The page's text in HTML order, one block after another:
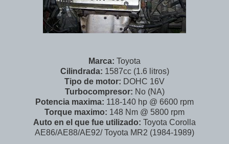
Marca: Toyota
Cilindrada: 1587cc (1.6 litros)
Tipo de motor: DOHC 16V
Turbocompresor: No (NA)
Potencia maxima: 118-140 hp @ 6600 rpm
Torque maximo: 148 Nm @ 5800 rpm
Auto en el que fue utilizado: Toyota Corolla
AE86/AE88/AE92/ Toyota MR2 (1984-1989)